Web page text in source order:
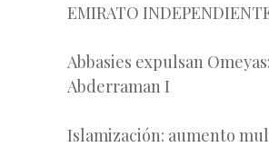
EMIRATO
Abbasies expulsan Omeyas:
Abderraman I
Islamización: aumento